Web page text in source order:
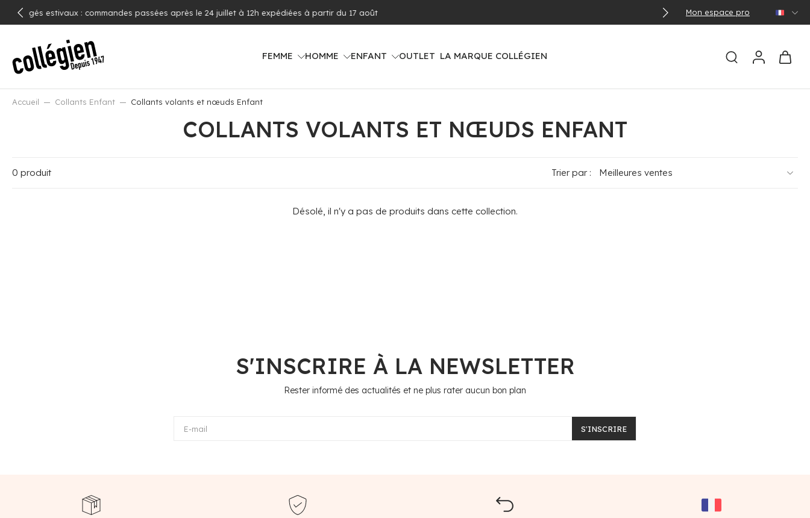
ALLER
AU
Mon espace pro
17 août Livraison offerte dès 100€ d'achat (voir pays concernés)
FEMME HOMME ENFANT OUTLET LA MARQUE COLLÉGIEN
Accueil Collants Enfant Collants volants et nœuds Enfant
COLLANTS VOLANTS ET NŒUDS ENFANT
0 produit Trier par :
Désolé, il n'y a pas de produits dans cette collection.
S'INSCRIRE À LA NEWSLETTER
Rester informé des actualités et ne plus rater aucun bon plan
E-mail S'INSCRIRE